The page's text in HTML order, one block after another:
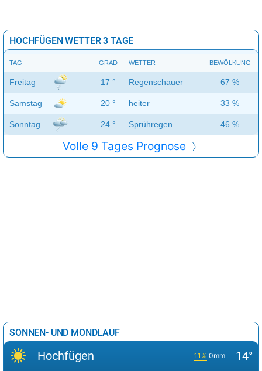
HOCHFÜGEN WETTER 3 TAGE
TAG GRAD WETTER BEWÖLKUNG
Freitag 17 ° Regenschauer 67 %
Samstag 20 ° heiter 33 %
Sonntag 24 ° Sprühregen 46 %
Volle 9 Tages Prognose
SONNEN- UND MONDLAUF
Hochfügen 11% 0mm 14°